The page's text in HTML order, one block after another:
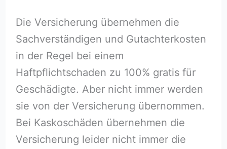
Die Versicherung übernehmen die
Sachverständigen und Gutachterkosten
in der Regel bei einem
Haftpflichtschaden zu 100% gratis für
Geschädigte. Aber nicht immer werden
sie von der Versicherung übernommen.
Bei Kaskoschäden übernehmen die
Versicherung leider nicht immer die